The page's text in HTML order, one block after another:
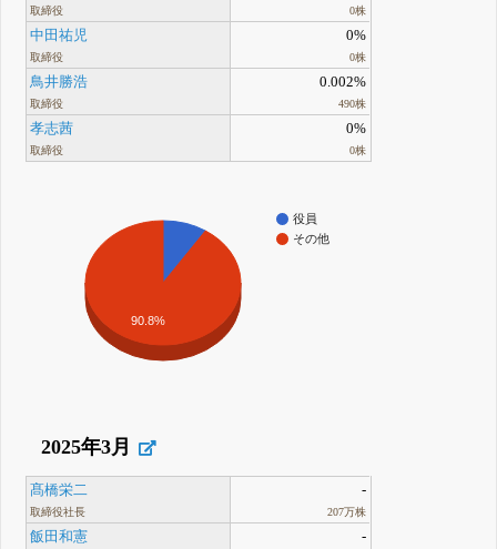
取締役 0株
中田祐児
取締役
0%
0株
鳥井勝浩
取締役
0.002%
490株
孝志茜
取締役
0%
0株
役員
その他
90.8%
2025年3月
髙橋栄二
取締役社長
-
207万株
飯田和憲 -